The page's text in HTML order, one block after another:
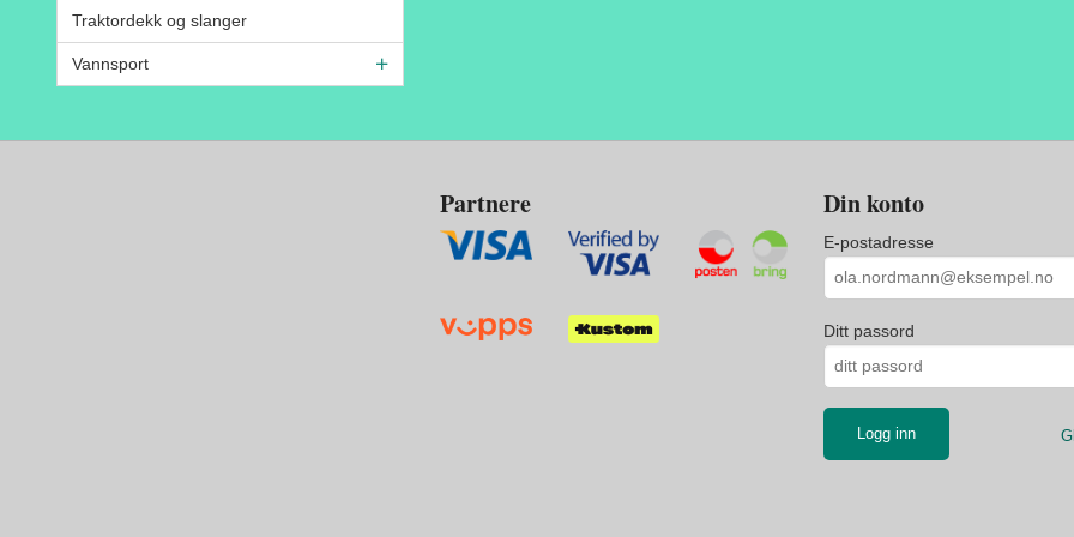
Traktordekk og slanger
Vannsport
Partnere Din konto
E-postadresse
Ditt passord